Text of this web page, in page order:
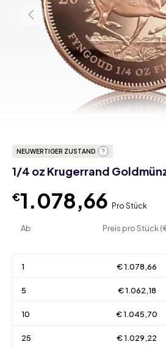
NEUWERTIGER ZUSTAND
1/4 oz Krugerrand
€1.078,66 Pro Stück
Ab Preis pro Stück
1 € 1.078,66
5 € 1.062,18
10 € 1.045,70
25 € 1.029,22